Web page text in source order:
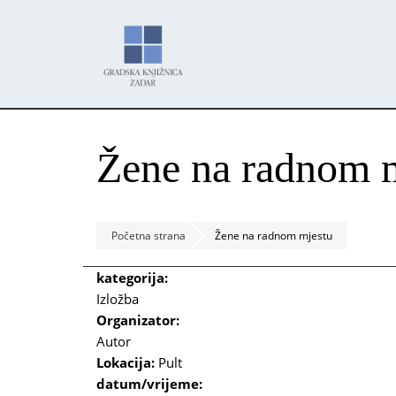
Žene na radnom
Početna strana Žene na radnom mjestu
kategorija:
Izložba
Organizator:
Autor
Lokacija: Pult
datum/vrijeme: